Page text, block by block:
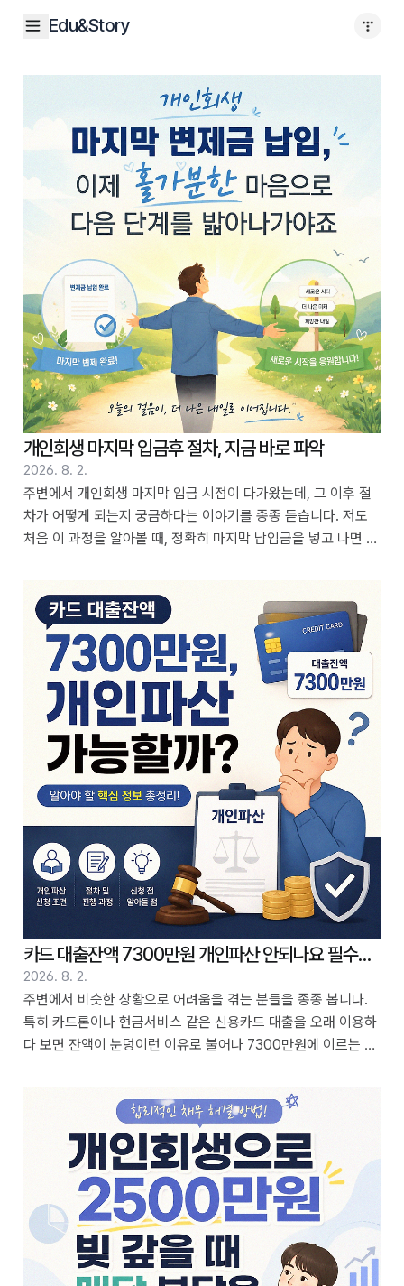
Edu&Story
개인회생 마지막 입금후 절차, 지금 바로 파악
2026. 8. 2.
주변에서 개인회생 마지막 입금 시점이 다가왔는데, 그 이후 절
차가 어떻게 되는지 궁금하다는 이야기를 종종 듣습니다. 저도
처음 이 과정을 알아볼 때, 정확히 마지막 납입금을 넣고 나면 어
를 바로 인지하지 못해 약간의 혼란을 겪었던 기억이 생생합니
다. 핵심은 마지막 납입이 끝난 시점부터는 법원의 최종 판단을
기다리는 단계에 접어든다는 것입니다. 목차 1. 마지막 변제금 납
입 후 확인해야 할 사항 2. 면책 신청 시기 및 필요 서류 3. 법원
의 최종 결정 절차 4. 면책 결정 후의 변화 5. 혹시 놓치기 쉬운
주의점은? 6. 법률 전문가 도움, 언제 받는 것이 좋을까 개인회..
카드 대출잔액 7300만원 개인파산 안되나요 필수적인 준비
2026. 8. 2.
주변에서 비슷한 상황으로 어려움을 겪는 분들을 종종 봅니다.
특히 카드론이나 현금서비스 같은 신용카드 대출을 오래 이용하
다 보면 잔액이 눈덩이런 이유로 불어나 7300만원에 이르는 경
이 없지 않을까' 하고 생각하시는 분들이 많습니다. 2년 전쯤 저
도 비슷한 고민을 할 때, 인터넷 정보를 찾아보며 혼란스러웠던
경험이 있습니다. 혹시라도 카드 대출 잔액 7300만원으로 개인
파산 신청이 가능한지, 궁금해하시는 분들이 계시다면 제가 알아
본 내용을 바탕으로 도움을 드리고 싶습니다. 목차 1. 카드론
7300만원, 개인파산 신청 조건은? 2. 파산 신청 가능한 경우와
아닌 경우 구분 3. 개인파산 신청 시 고려해야 할 점 4. 채무액과
개인파산 가..